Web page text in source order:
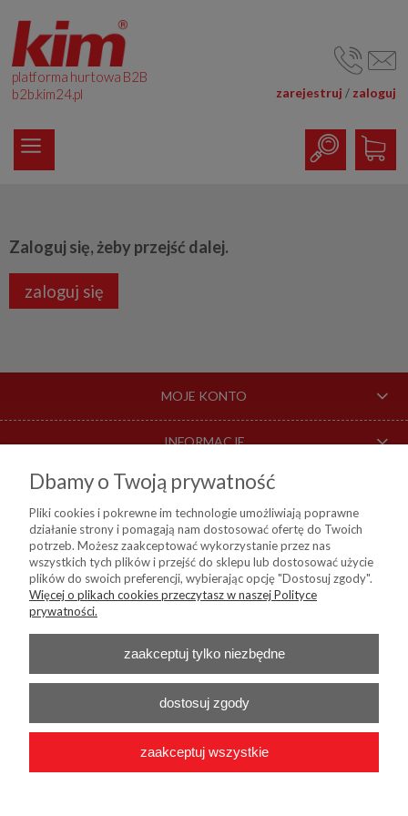
platforma hurtowa B2B
b2b.kim24.pl
zarejestruj / zaloguj
Zaloguj się, żeby przejść dalej.
zaloguj się
MOJE KONTO
INFORMACJE
O NAS
DOSTAWA I PŁATNOŚCI
KIM Sp. z o. o.
NIP:8441809717, REGON: 790315559, BDO: 000024178
Nr konta do przelewów:Bank Millenium 45 1160 2202 0000 0004 9138
0460
Telefon :+48 22 55 96 556
E-mail :b2b@kim24.pl
Dbamy o Twoją prywatność
Pliki cookies i pokrewne im technologie umożliwiają poprawne
działanie strony i pomagają nam dostosować ofertę do Twoich
potrzeb. Możesz zaakceptować wykorzystanie przez nas
wszystkich tych plików i przejść do sklepu lub dostosować użycie
plików do swoich preferencji, wybierając opcję "Dostosuj zgody".
Więcej o plikach cookies przeczytasz w naszej Polityce
prywatności.
zaakceptuj tylko niezbędne
dostosuj zgody
zaakceptuj wszystkie